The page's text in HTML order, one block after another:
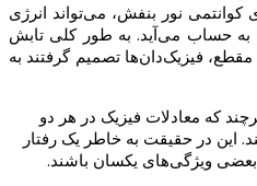
کوانتمی نور بنفش، می‌تواند انرژی
به حساب می‌آید. به طور کلی تابش
فیزیک‌دان‌ها تصمیم گرفتند به
که معادلات فیزیک در هر دو
این در حقیقت به خاطر یک رفتار
بعضی ویژگی‌های یکسان باشند.